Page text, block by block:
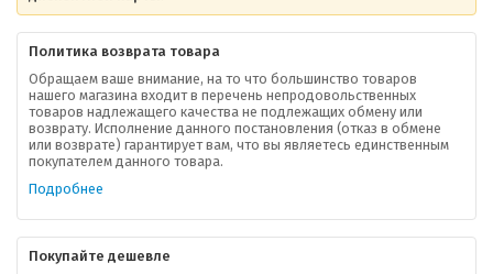
Политика возврата товара
Обращаем ваше внимание, на то что большинство товаров
нашего магазина входит в перечень непродовольственных
товаров надлежащего качества не подлежащих обмену или
возврату. Исполнение данного постановления (отказ в обмене
или возврате) гарантирует вам, что вы являетесь единственным
покупателем данного товара.
Подробнее
Покупайте дешевле
О компании
Ваша скидка
Контактная информация